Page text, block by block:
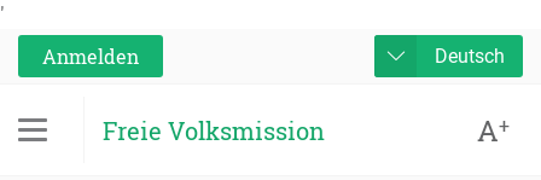
'
Anmelden
Deutsch
Freie Volksmission A+